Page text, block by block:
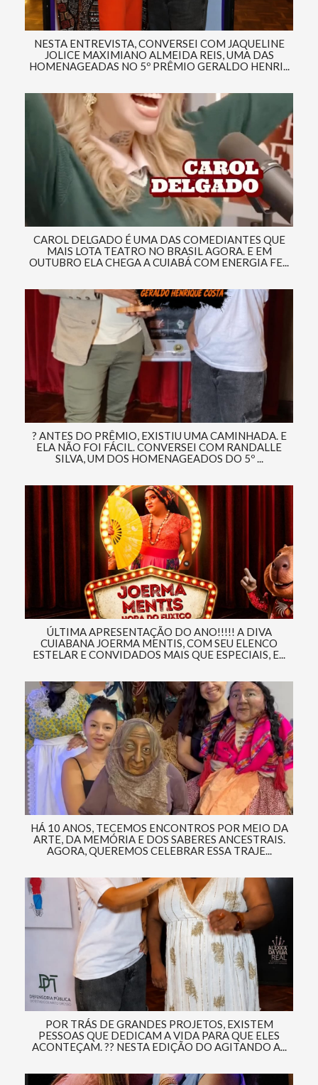
NESTA ENTREVISTA, CONVERSEI COM JAQUELINE
JOLICE MAXIMIANO ALMEIDA REIS, UMA DAS
HOMENAGEADAS NO 5º PRÊMIO GERALDO HENRI...
CAROL DELGADO É UMA DAS COMEDIANTES QUE
MAIS LOTA TEATRO NO BRASIL AGORA. E EM
OUTUBRO ELA CHEGA A CUIABÁ COM ENERGIA FE...
? ANTES DO PRÊMIO, EXISTIU UMA CAMINHADA. E
ELA NÃO FOI FÁCIL. CONVERSEI COM RANDALLE
SILVA, UM DOS HOMENAGEADOS DO 5º ...
ÚLTIMA APRESENTAÇÃO DO ANO!!!!! A DIVA
CUIABANA JOERMA MENTIS, COM SEU ELENCO
ESTELAR E CONVIDADOS MAIS QUE ESPECIAIS, E...
HÁ 10 ANOS, TECEMOS ENCONTROS POR MEIO DA
ARTE, DA MEMÓRIA E DOS SABERES ANCESTRAIS.
AGORA, QUEREMOS CELEBRAR ESSA TRAJE...
POR TRÁS DE GRANDES PROJETOS, EXISTEM
PESSOAS QUE DEDICAM A VIDA PARA QUE ELES
ACONTEÇAM. ?? NESTA EDIÇÃO DO AGITANDO A...